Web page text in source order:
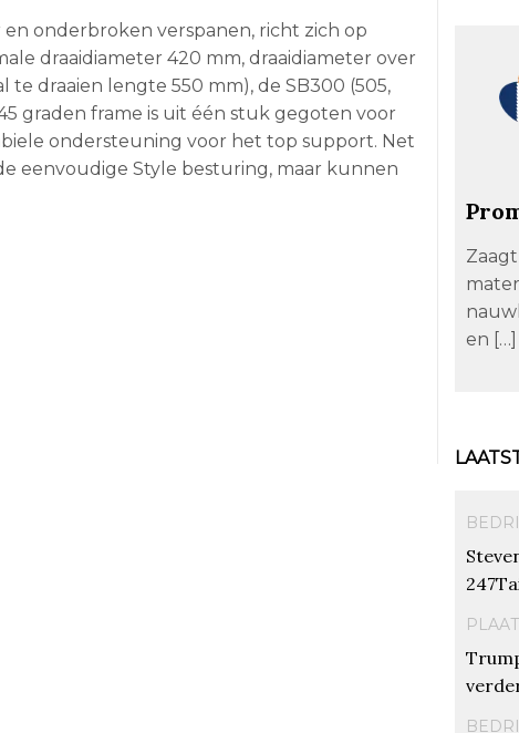
onderbroken verspanen, richt zich op
draaidiameter 420 mm, draaidiameter over
draaien lengte 550 mm), de SB300 (505,
graden frame is uit één stuk gegoten voor
ondersteuning voor het top support. Net
eenvoudige Style besturing, maar kunnen
en […]